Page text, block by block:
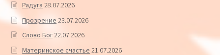
Радуга 28.07.2026
Прозрение 23.07.2026
Слово Бог22.07.2026
Материнское счастье 21.07.2026